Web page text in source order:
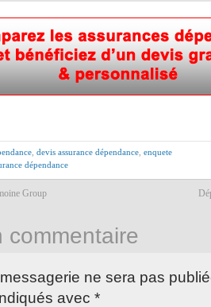
devis assurance dépendance enquete
dépendance
Group
commentaire
ne sera pas
avec *